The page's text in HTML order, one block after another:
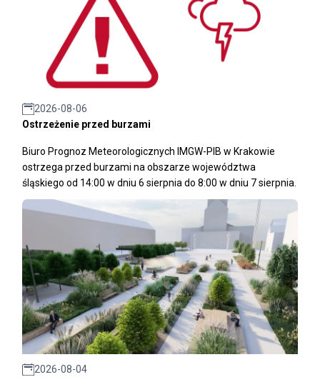
2026-08-06
Ostrzeżenie przed burzami
Biuro Prognoz Meteorologicznych IMGW-PIB w Krakowie
ostrzega przed burzami na obszarze województwa
śląskiego od 14:00 w dniu 6 sierpnia do 8:00 w dniu 7 sierpnia.
2026-08-04